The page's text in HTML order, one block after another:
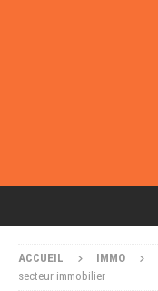
ACCUEIL IMMO
secteur immobilier